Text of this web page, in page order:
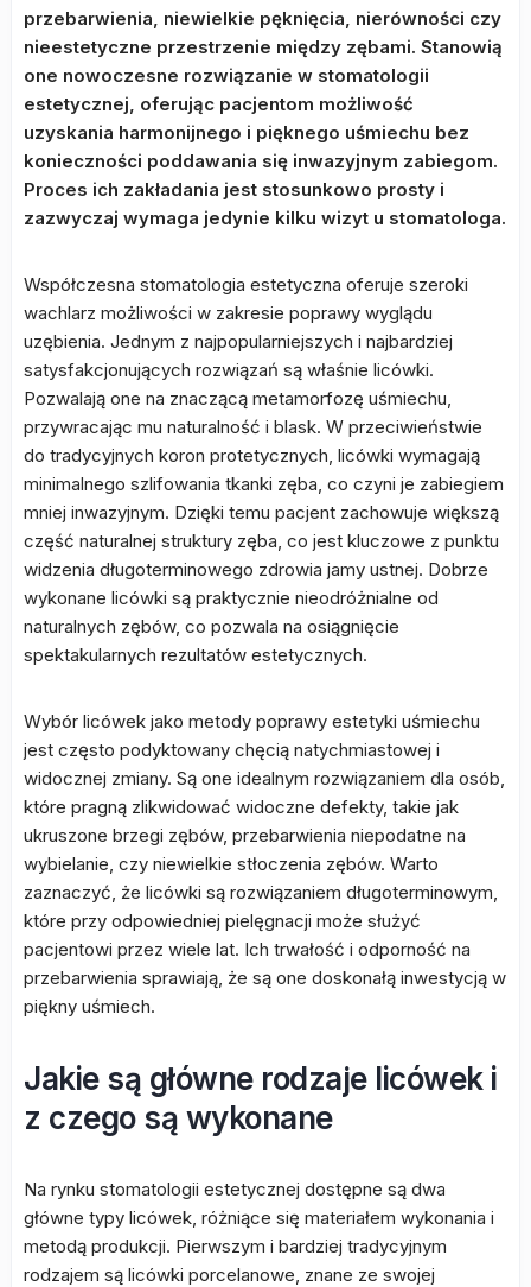
przebarwienia, niewielkie pęknięcia, nierówności czy
nieestetyczne przestrzenie między zębami. Stanowią
one nowoczesne rozwiązanie w stomatologii
estetycznej, oferując pacjentom możliwość
uzyskania harmonijnego i pięknego uśmiechu bez
konieczności poddawania się inwazyjnym zabiegom.
Proces ich zakładania jest stosunkowo prosty i
zazwyczaj wymaga jedynie kilku wizyt u stomatologa.
Współczesna stomatologia estetyczna oferuje szeroki
wachlarz możliwości w zakresie poprawy wyglądu
uzębienia. Jednym z najpopularniejszych i najbardziej
satysfakcjonujących rozwiązań są właśnie licówki.
Pozwalają one na znaczącą metamorfozę uśmiechu,
przywracając mu naturalność i blask. W przeciwieństwie
do tradycyjnych koron protetycznych, licówki wymagają
minimalnego szlifowania tkanki zęba, co czyni je zabiegiem
mniej inwazyjnym. Dzięki temu pacjent zachowuje większą
część naturalnej struktury zęba, co jest kluczowe z punktu
widzenia długoterminowego zdrowia jamy ustnej. Dobrze
wykonane licówki są praktycznie nieodróżnialne od
naturalnych zębów, co pozwala na osiągnięcie
spektakularnych rezultatów estetycznych.
Wybór licówek jako metody poprawy estetyki uśmiechu
jest często podyktowany chęcią natychmiastowej i
widocznej zmiany. Są one idealnym rozwiązaniem dla osób,
które pragną zlikwidować widoczne defekty, takie jak
ukruszone brzegi zębów, przebarwienia niepodatne na
wybielanie, czy niewielkie stłoczenia zębów. Warto
zaznaczyć, że licówki są rozwiązaniem długoterminowym,
które przy odpowiedniej pielęgnacji może służyć
pacjentowi przez wiele lat. Ich trwałość i odporność na
przebarwienia sprawiają, że są one doskonałą inwestycją w
piękny uśmiech.
Jakie są główne rodzaje licówek i
z czego są wykonane
Na rynku stomatologii estetycznej dostępne są dwa
główne typy licówek, różniące się materiałem wykonania i
metodą produkcji. Pierwszym i bardziej tradycyjnym
rodzajem są licówki porcelanowe, znane ze swojej